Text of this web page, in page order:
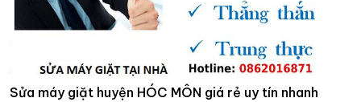
Sửa máy giặt huyện HÓC MÔN giá rẻ uy tín nhanh